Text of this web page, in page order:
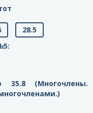
28.5
(Многочлены.